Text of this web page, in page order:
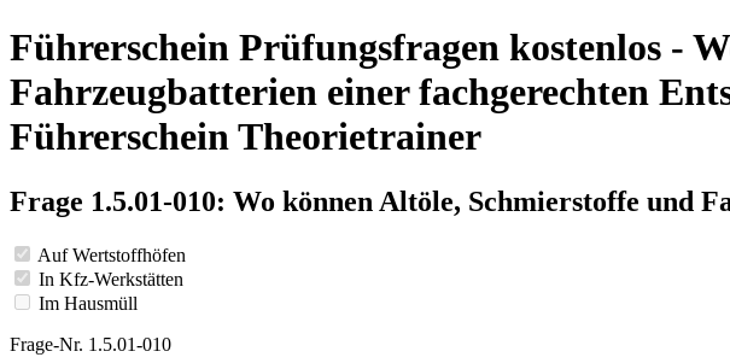
Führerschein Prüfungsfragen kostenlos -
Fahrzeugbatterien einer fachgerechten
Führerschein Theorietrainer
Frage 1.5.01-010: Wo können Altöle, Schmierstoffe und
Auf Wertstoffhöfen
In Kfz-Werkstätten
Im Hausmüll
Frage-Nr. 1.5.01-010